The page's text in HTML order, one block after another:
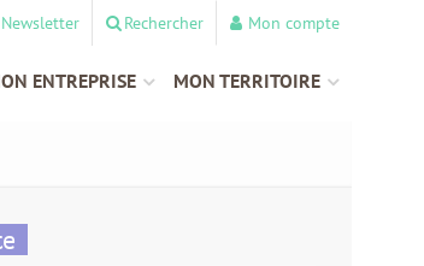
Newsletter Rechercher Mon compte
ENTREPRISE MON TERRITOIRE